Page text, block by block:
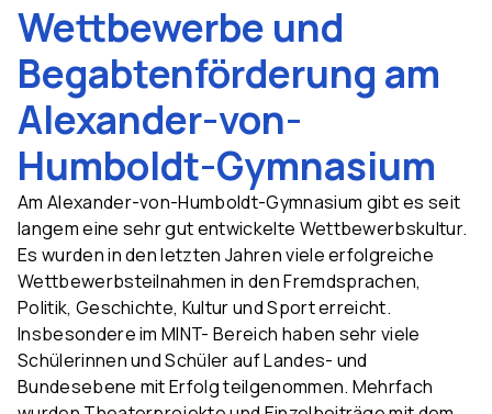
Wettbewerbe und
Begabtenförderung am
Alexander-von-
Humboldt-Gymnasium
Am Alexander-von-Humboldt-Gymnasium gibt es seit
langem eine sehr gut entwickelte Wettbewerbskultur.
Es wurden in den letzten Jahren viele erfolgreiche
Wettbewerbsteilnahmen in den Fremdsprachen,
Politik, Geschichte, Kultur und Sport erreicht.
Insbesondere im MINT- Bereich haben sehr viele
Schülerinnen und Schüler auf Landes- und
Bundesebene mit Erfolg teilgenommen. Mehrfach